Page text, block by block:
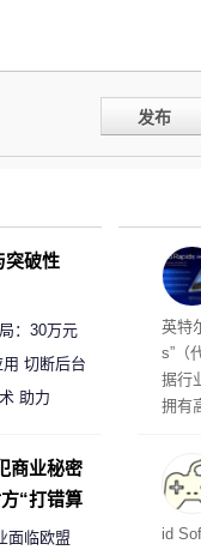
发布
256
英特
s”（
据行
拥有
务
战
id
突破性
：30万元
清退
切断后台
助力
商业秘密
“打错算
面临欧盟